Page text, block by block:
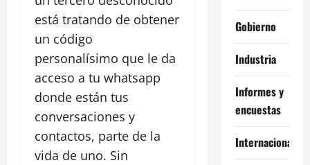
está tratando de obtener
un código
personalísimo que le da
acceso a tu whatsapp
donde están tus
conversaciones y
contactos, parte de la
vida de uno. Sin
Gobierno
Industria
Informes y
encuestas
Internacional